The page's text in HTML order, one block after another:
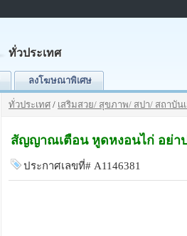
ทั่วประเทศ
ลงโฆษณาพิเศษ
ทั่วประเทศ / เสริมสวย/ สุขภาพ/ สปา/ สถาบัน
สัญญาณเตือน หูดหงอนไก่ อย่
ประกาศเลขที่# A1146381